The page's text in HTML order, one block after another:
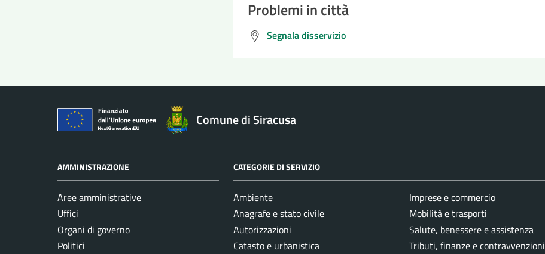
Problemi in città
Segnala disservizio
Comune di Siracusa
AMMINISTRAZIONE
Aree amministrative
Uffici
Organi di governo
Politici
CATEGORIE DI SERVIZIO
Ambiente
Anagrafe e stato civile
Autorizzazioni
Catasto e urbanistica
Imprese e commercio
Mobilità e trasporti
Salute, benessere e assistenza
Tributi, finanze e contravvenzioni